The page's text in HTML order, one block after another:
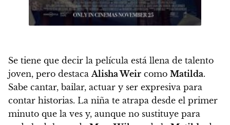
Se tiene que decir la película está llena de talento
joven, pero destacaAlisha Weir como Matilda.
Sabe cantar, bailar, actuar y ser expresiva para
contar historias. La niña te atrapa desde el primer
minuto que la ves y, aunque no sustituye para